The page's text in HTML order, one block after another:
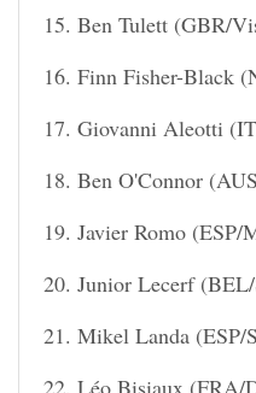
15. Ben Tulett (GBR/
16. Finn Fisher-Black
17. Giovanni Aleotti
18. Ben O'Connor
19. Javier Romo (ESP/
20. Junior Lecerf
21. Mikel Landa (ESP/
22. Léo Bisiaux (FRA/